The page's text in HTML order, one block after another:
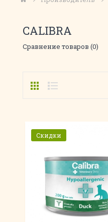
CALIBRA
Сравнение товаров (0)
Скидки